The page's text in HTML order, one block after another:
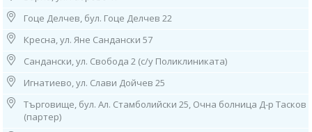
За лабораторния анализ се предоставя биологична проба от
фецес. Препоръчва се в 2-седмичния период преди нейното вземане
да не се приемат антибиотични и пробиотични лекарствени средства,
тъй като могат да повлияят на изследването.
След вземане на пробата, може да я занесете за изследване във всяка
една лаборатория на Кандиларов.
Срокът за изработване на изследването e 20 работни дни. Резултатите
ще бъдат изписани на английски език.
Гоце Делчев, бул. Гоце Делчев 22
Кресна, ул. Яне Сандански 57
Сандански, ул. Свобода 2 (с/у Поликлиниката)
Игнатиево, ул. Слави Дойчев 25
Търговище, бул. Ал. Стамболийски 25, Очна болница Д-р Тасков
(партер)